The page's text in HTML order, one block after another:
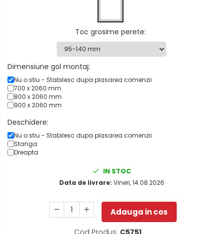
Toc grosime perete:
Dimensiune gol montaj:
Nu o stiu - Stabilesc dupa plasarea comenzii
700 x 2060 mm
800 x 2060 mm
900 x 2060 mm
Deschidere:
Nu o stiu - Stabilesc dupa plasarea comenzii
Stanga
Dreapta
IN STOC
Data de livrare: Vineri, 14.08.2026
Adauga in cos